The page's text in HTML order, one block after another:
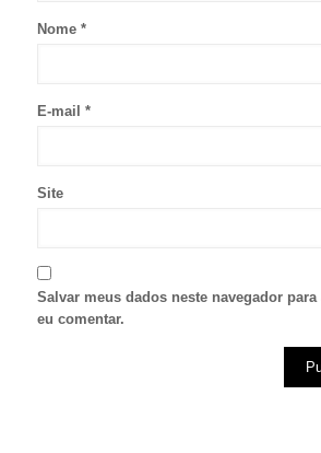
Nome *
E-mail *
Site
Salvar meus dados neste navegador
eu comentar.